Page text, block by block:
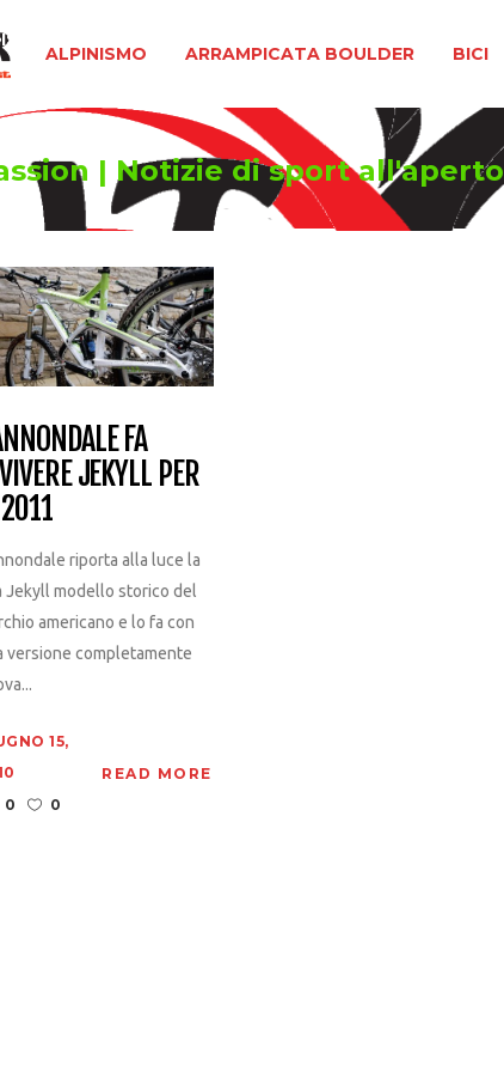
ALPINISMO ARRAMPICATA BOULDER BICI
| Notizie di sport all'aperto
FA
JEKYLL PER
2011
riporta alla luce la
Jekyll modello storico del
americano e lo fa con
versione completamente
15,
0
0
READ MORE